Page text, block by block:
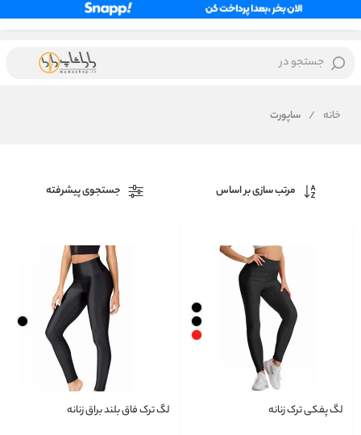
جستجو در
خانه / ساپورت
مرتب سازی بر اساس جستجوی پیشرفته
لگ پفکی ترک زنانه لگ ترک فاق بلند براق زنانه